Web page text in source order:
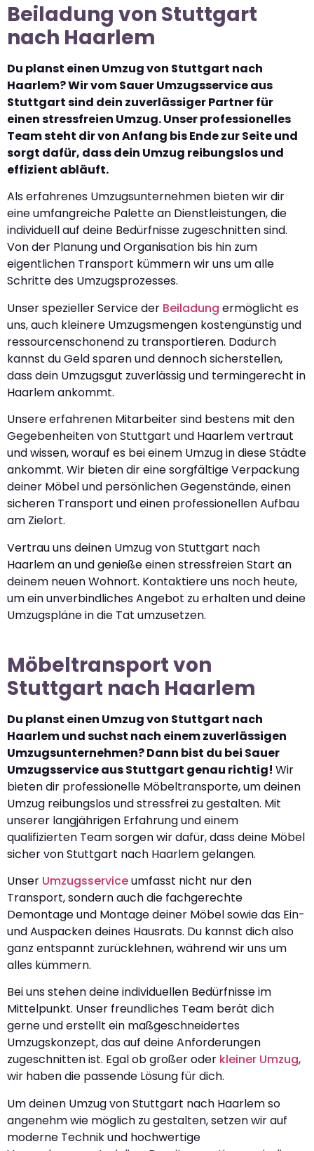
Beiladung von Stuttgart
nach Haarlem
Du planst einen Umzug von Stuttgart nach
Haarlem? Wir vom Sauer Umzugsservice aus
Stuttgart sind dein zuverlässiger Partner für
einen stressfreien Umzug. Unser professionelles
Team steht dir von Anfang bis Ende zur Seite und
sorgt dafür, dass dein Umzug reibungslos und
effizient abläuft.
Als erfahrenes Umzugsunternehmen bieten wir dir
eine umfangreiche Palette an Dienstleistungen, die
individuell auf deine Bedürfnisse zugeschnitten sind.
Von der Planung und Organisation bis hin zum
eigentlichen Transport kümmern wir uns um alle
Schritte des Umzugsprozesses.
Unser spezieller Service der Beiladung ermöglicht es
uns, auch kleinere Umzugsmengen kostengünstig und
ressourcenschonend zu transportieren. Dadurch
kannst du Geld sparen und dennoch sicherstellen,
dass dein Umzugsgut zuverlässig und termingerecht in
Haarlem ankommt.
Unsere erfahrenen Mitarbeiter sind bestens mit den
Gegebenheiten von Stuttgart und Haarlem vertraut
und wissen, worauf es bei einem Umzug in diese Städte
ankommt. Wir bieten dir eine sorgfältige Verpackung
deiner Möbel und persönlichen Gegenstände, einen
sicheren Transport und einen professionellen Aufbau
am Zielort.
Vertrau uns deinen Umzug von Stuttgart nach
Haarlem an und genieße einen stressfreien Start an
deinem neuen Wohnort. Kontaktiere uns noch heute,
um ein unverbindliches Angebot zu erhalten und deine
Umzugspläne in die Tat umzusetzen.
Möbeltransport von
Stuttgart nach Haarlem
Du planst einen Umzug von Stuttgart nach
Haarlem und suchst nach einem zuverlässigen
Umzugsunternehmen? Dann bist du bei Sauer
Umzugsservice aus Stuttgart genau richtig! Wir
bieten dir professionelle Möbeltransporte, um deinen
Umzug reibungslos und stressfrei zu gestalten. Mit
unserer langjährigen Erfahrung und einem
qualifizierten Team sorgen wir dafür, dass deine Möbel
sicher von Stuttgart nach Haarlem gelangen.
Unser Umzugsserviceumfasst nicht nur den
Transport, sondern auch die fachgerechte
Demontage und Montage deiner Möbel sowie das Ein-
und Auspacken deines Hausrats. Du kannst dich also
ganz entspannt zurücklehnen, während wir uns um
alles kümmern.
Bei uns stehen deine individuellen Bedürfnisse im
Mittelpunkt. Unser freundliches Team berät dich
gerne und erstellt ein maßgeschneidertes
Umzugskonzept, das auf deine Anforderungen
zugeschnitten ist. Egal ob großer oder kleiner Umzug,
wir haben die passende Lösung für dich.
Um deinen Umzug von Stuttgart nach Haarlem so
angenehm wie möglich zu gestalten, setzen wir auf
moderne Technik und hochwertige